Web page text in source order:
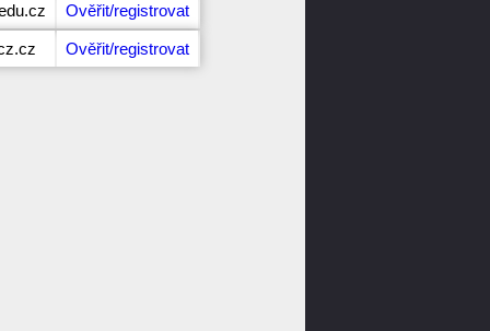
Ověřit/registrovat
Ověřit/registrovat